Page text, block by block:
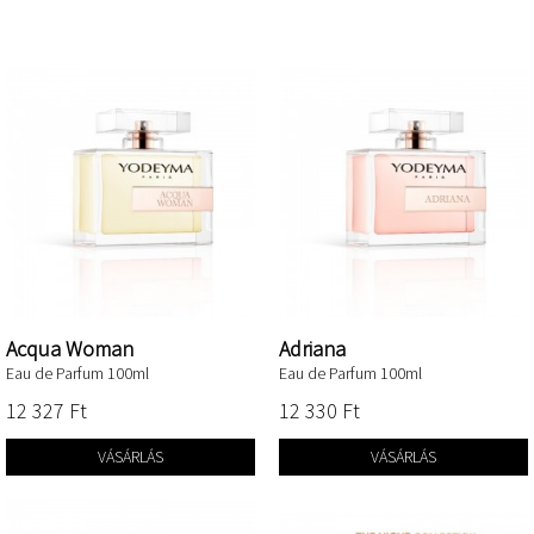
Acqua Woman
Eau de Parfum 100ml
12 327 Ft‎
VÁSÁRLÁS
Adriana
Eau de Parfum 100ml
12 330 Ft‎
VÁSÁRLÁS